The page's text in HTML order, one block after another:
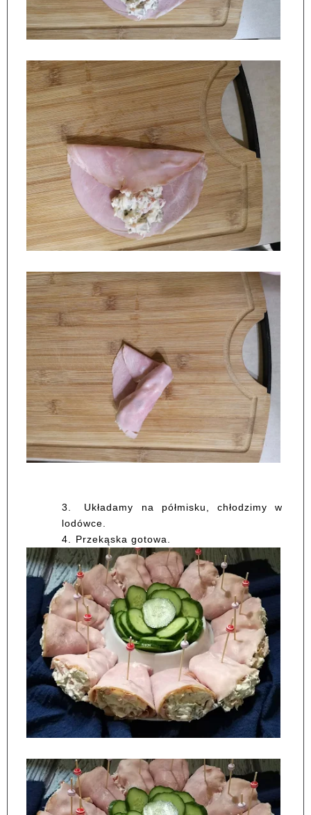
3.
Układamy na półmisku, chłodzimy w
lodówce.
4.
Przekąska gotowa.